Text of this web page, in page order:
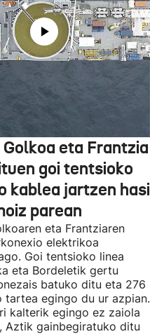
Golkoa eta Frantzia
goi tentsioko
kablea jartzen hasi
parean
eta Frantziaren
elektrikoa
Goi tentsioko linea
eta Bordeletik gertu
batuko ditu eta 276
tartea egingo du ur azpian.
kalterik egingo ez zaiola
Aztik gainbegiratuko ditu